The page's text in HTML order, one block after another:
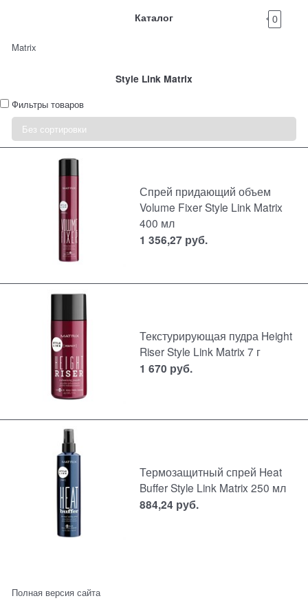
Каталог 0
Matrix
Style Link Matrix
Фильтры товаров
Спрей придающий объем
Volume Fixer Style Link Matrix
400 мл
1 356,27 руб.
Текстурирующая пудра Height
Riser Style Link Matrix 7 г
1 670 руб.
Термозащитный спрей Heat
Buffer Style Link Matrix 250 мл
884,24 руб.
Полная версия сайта